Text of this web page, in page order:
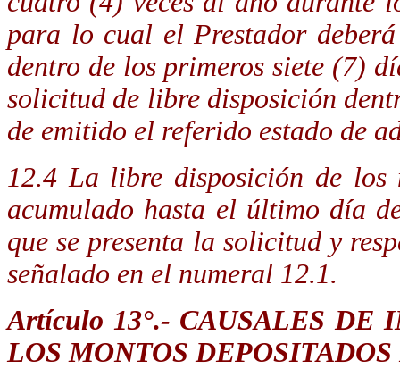
para lo cual el Prestador
dentro de los primeros siete (7)
solicitud de libre disposición
de emitido el referido estado de
12.4 La libre disposición de los
acumulado hasta el último día
que se presenta la solicitud y
señalado en el numeral 12.1.
Artículo 13°.- CAUSALES DE
LOS MONTOS